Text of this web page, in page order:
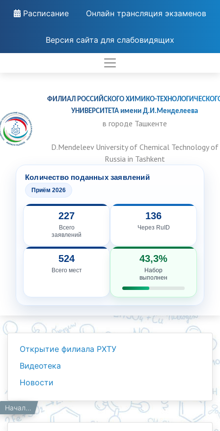
Расписание Онлайн трансляция экзаменов
Версия сайта для слабовидящих
ФИЛИАЛ РОССИЙСКОГО ХИМИКО-
УНИВЕРСИТЕТА имени Д.И.Менделеева
в городе Ташкенте
D.Mendeleev University of Chemical Technology of
Russia in Tashkent
Количество поданных заявлений
Приём 2026
227
Всего
заявлений
136
Через RuID
524
Всего мест
43,3%
Набор
выполнен
Открытие филиала РХТУ
Видеотека
Новости
Главная
Работникам
Новости Начало систематизации физической химии.